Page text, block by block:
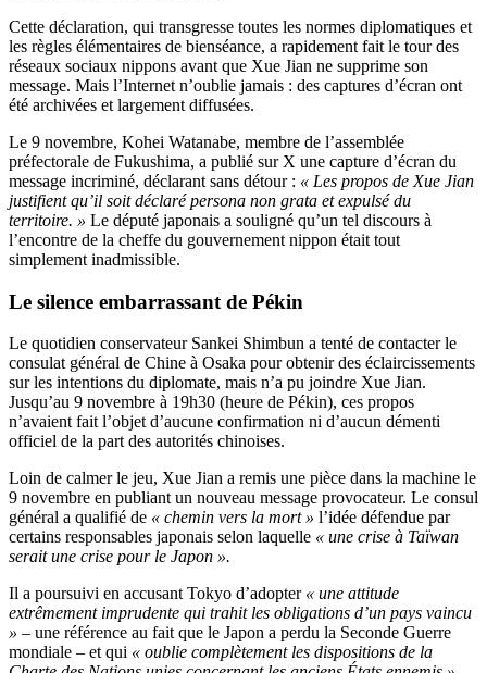
Cette déclaration, qui transgresse toutes les normes diplomatiques et
les règles élémentaires de bienséance, a rapidement fait le tour des
réseaux sociaux nippons avant que Xue Jian ne supprime son
message. Mais l’Internet n’oublie jamais : des captures d’écran ont
été archivées et largement diffusées.
Le 9 novembre, Kohei Watanabe, membre de l’assemblée
préfectorale de Fukushima, a publié sur X une capture d’écran du
message incriminé, déclarant sans détour : « Les propos de Xue Jian
justifient qu’il soit déclaré persona non grata et expulsé du
territoire. » Le député japonais a souligné qu’un tel discours à
l’encontre de la cheffe du gouvernement nippon était tout
simplement inadmissible.
Le silence embarrassant de Pékin
Le quotidien conservateur Sankei Shimbun a tenté de contacter le
consulat général de Chine à Osaka pour obtenir des éclaircissements
sur les intentions du diplomate, mais n’a pu joindre Xue Jian.
Jusqu’au 9 novembre à 19h30 (heure de Pékin), ces propos
n’avaient fait l’objet d’aucune confirmation ni d’aucun démenti
officiel de la part des autorités chinoises.
Loin de calmer le jeu, Xue Jian a remis une pièce dans la machine le
9 novembre en publiant un nouveau message provocateur. Le consul
général a qualifié de « chemin vers la mort » l’idée défendue par
certains responsables japonais selon laquelle « une crise à Taïwan
serait une crise pour le Japon ».
Il a poursuivi en accusant Tokyo d’adopter « une attitude
extrêmement imprudente qui trahit les obligations d’un pays vaincu
» – une référence au fait que le Japon a perdu la Seconde Guerre
mondiale – et qui « oublie complètement les dispositions de la